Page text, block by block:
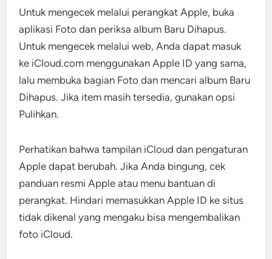
Untuk mengecek melalui perangkat Apple, buka
aplikasi Foto dan periksa album Baru Dihapus.
Untuk mengecek melalui web, Anda dapat masuk
ke iCloud.com menggunakan Apple ID yang sama,
lalu membuka bagian Foto dan mencari album Baru
Dihapus. Jika item masih tersedia, gunakan opsi
Pulihkan.
Perhatikan bahwa tampilan iCloud dan pengaturan
Apple dapat berubah. Jika Anda bingung, cek
panduan resmi Apple atau menu bantuan di
perangkat. Hindari memasukkan Apple ID ke situs
tidak dikenal yang mengaku bisa mengembalikan
foto iCloud.